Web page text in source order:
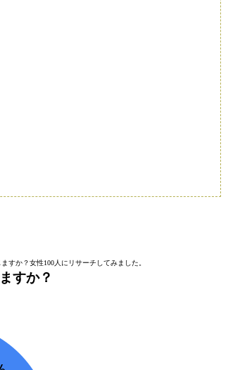
すか？女性100人にリサーチしてみました。
すか？